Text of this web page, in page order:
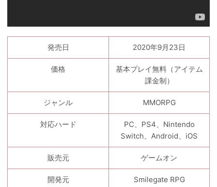
発売日 2020年9月23日
価格
基本プレイ無料（アイテム
課金制）
ジャンル MMORPG
対応ハード
PC、PS4、Nintendo
Switch、Android、iOS
販売元 ゲームオン
開発元 Smilegate RPG